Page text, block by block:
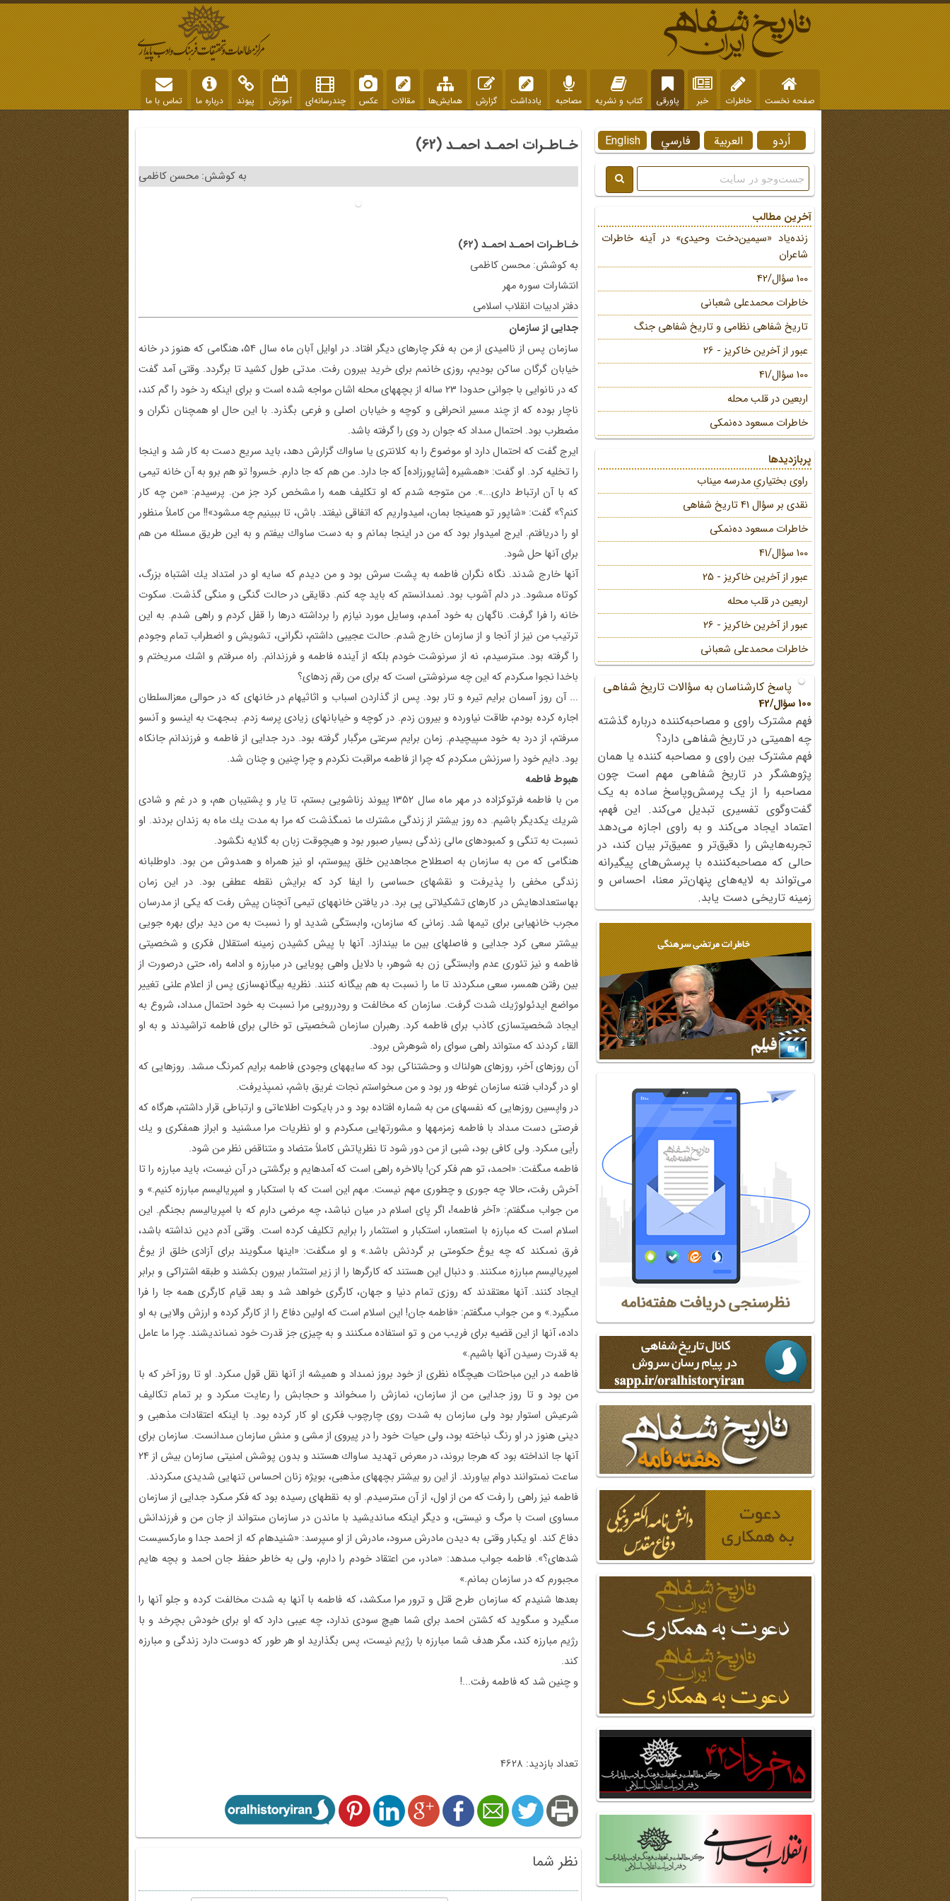
صفحه نخست خاطرات خبر پاورقی کتاب و نشریه مصاحبه یادداشت گزارش همایش‌ها مقالات عکس چندرسانه‌ای آموزش پیوند درباره ما تماس با ما
خـاطـرات احمـد احمـد (62)
به کوشش: محسن کاظمی
خـاطـرات احمـد احمـد (۶۲)
به کوشش: محسن کاظمی
انتشارات سوره مهر
دفتر ادبيات انقلاب اسلامى
جدايى از سازمان
سازمان پس از نااميدى از من به فكر چاره‏اى ديگر افتاد. در اوايل آبان ماه سال 54، هنگامى كه هنوز در خانه
خيابان گرگان ساكن بوديم، روزى خانمم براى خريد بيرون رفت. مدتى طول كشيد تا برگردد. وقتى آمد گفت
كه در نانوايى با جوانى حدودا 23 ساله از بچه‏هاى محله اشان مواجه شده است و براى اينكه رد خود را گم كند،
ناچار بوده كه از چند مسير انحرافى و كوچه و خيابان اصلى و فرعى بگذرد. با اين حال او همچنان نگران و
مضطرب بود. احتمال مى‏داد كه جوان رد وى را گرفته باشد.
ايرج گفت كه احتمال دارد او موضوع را به كلانترى يا ساواك گزارش دهد، بايد سريع دست به كار شد و اينجا
را تخليه كرد. او گفت: «همشيره [شاپورزاده] كه جا دارد. من هم كه جا دارم. خسرو! تو هم برو به آن خانه تيمى
كه با آن ارتباط دارى...». من متوجه شدم كه او تكليف همه را مشخص كرد جز من. پرسيدم: «من چه كار
كنم؟» گفت: «شاپور تو همين‏جا بمان، اميدواريم كه اتفاقى نيفتد. باش، تا ببينيم چه مى‏شود»!! من كاملاً منظور
او را دريافتم. ايرج اميدوار بود كه من در اينجا بمانم و به دست ساواك بيفتم و به اين طريق مسئله من هم
براى آنها حل شود.
آنها خارج شدند. نگاه نگران فاطمه به پشت سرش بود و من ديدم كه سايه او در امتداد يك اشتباه بزرگ،
كوتاه مى‏شود. در دلم آشوب بود. نمى‏دانستم كه بايد چه كنم. دقايقى در حالت گنگى و منگى گذشت. سكوت
خانه را فرا گرفت. ناگهان به خود آمدم، وسايل مورد نيازم را برداشته درها را قفل كردم و راهى شدم. به اين
ترتيب من نيز از آنجا و از سازمان خارج شدم. حالت عجيبى داشتم، نگرانى، تشويش و اضطراب تمام وجودم
را گرفته بود. مى‏ترسيدم، نه از سرنوشت خودم بلكه از آينده فاطمه و فرزندانم. راه مى‏رفتم و اشك مى‏ريختم و
باخدا نجوا مى‏كردم كه اين چه سرنوشتى است كه براى من رقم زده‏اى؟
... آن روز آسمان برايم تيره و تار بود. پس از گذاردن اسباب و اثاثيه‏ام در خانه‏اى كه در حوالى معزالسلطان
اجاره كرده بودم، طاقت نياورده و بيرون زدم. در كوچه و خيابانهاى زيادى پرسه زدم. بى‏جهت به اين‏سو و آن‏سو
مى‏رفتم، از درد به خود مى‏پيچيدم. زمان برايم سرعتى مرگبار گرفته بود. درد جدايى از فاطمه و فرزندانم جانكاه
بود. دايم خود را سرزنش مى‏كردم كه چرا از فاطمه مراقبت نكردم و چرا چنين و چنان شد.
هبوط فاطمه
من با فاطمه فرتوك‏زاده در مهر ماه سال 1352 پيوند زناشويى بستم، تا يار و پشتيبان هم، و در غم و شادى
شريك يكديگر باشيم. ده روز بيشتر از زندگى مشترك ما نمى‏گذشت كه مرا به مدت يك ماه به زندان بردند. او
نسبت به تنگى و كمبودهاى مالى زندگى بسيار صبور بود و هيچ‏وقت زبان به گلايه نگشود.
هنگامى كه من به سازمان به اصطلاح مجاهدين خلق پيوستم، او نيز همراه و همدوش من بود. داوطلبانه
زندگى مخفى را پذيرفت و نقشهاى حساسى را ايفا كرد كه برايش نقطه عطفى بود. در اين زمان
به‏استعدادهايش در كارهاى تشكيلاتى پى برد. در يافتن خانه‏هاى تيمى آن‏چنان پيش رفت كه يكى از مدرسان
مجرب خانه‏يابى براى تيمها شد. زمانى كه سازمان، وابستگى شديد او را نسبت به من ديد براى بهره جويى
بيشتر سعى كرد جدايى و فاصله‏اى بين ما بيندازد. آنها با پيش كشيدن زمينه استقلال فكرى و شخصيتى
فاطمه و نيز تئورى عدم وابستگى زن به شوهر، با دلايل واهى پويايى در مبارزه و ادامه راه، حتى درصورت از
بين رفتن همسر، سعى مى‏كردند تا ما را نسبت به هم بيگانه كنند. نظريه بيگانه‏سازى پس از اعلام علنى تغيير
مواضع ايدئولوژيك شدت گرفت. سازمان كه مخالفت و رودررويى مرا نسبت به خود احتمال مى‏داد، شروع به
ايجاد شخصيت‏سازى كاذب براى فاطمه كرد. رهبران سازمان شخصيتى تو خالى براى فاطمه تراشيدند و به او
القاء كردند كه مى‏تواند راهى سواى راه شوهرش برود.
آن روزهاى آخر، روزهاى هولناك و وحشتناكى بود كه سايه‏هاى وجودى فاطمه برايم كم‏رنگ مى‏شد. روزهايى كه
او در گرداب فتنه سازمان غوطه ور بود و من مى‏خواستم نجات غريق باشم، نمى‏پذيرفت.
در واپسين روزهايى كه نفسهاى من به شماره افتاده بود و در بايكوت اطلاعاتى و ارتباطى قرار داشتم، هرگاه كه
فرصتى دست مى‏داد با فاطمه زمزمه‏ها و مشورتهايى مى‏كردم و او نظريات مرا مى‏شنيد و ابراز همفكرى و يك
رأيى مى‏كرد. ولى كافى بود، شبى از من دور شود تا نظرياتش كاملاً متضاد و متناقض نظر من شود.
فاطمه مى‏گفت: «احمد، تو هم فكر كن! بالاخره راهى است كه آمده‏ايم و برگشتى در آن نيست، بايد مبارزه را تا
آخرش رفت، حالا چه جورى و چطورى مهم نيست. مهم اين است كه با استكبار و امپرياليسم مبارزه كنيم.» و
من جواب مى‏گفتم: «آخر فاطمه!، اگر پاى اسلام در ميان نباشد، چه مرضى دارم كه با امپرياليسم بجنگم. اين
اسلام است كه مبارزه با استعمار، استكبار و استثمار را برايم تكليف كرده است. وقتى آدم دين نداشته باشد،
فرق نمى‏كند كه چه يوغ حكومتى بر گردنش باشد.» و او مى‏گفت: «اينها مى‏گويند براى آزادى خلق از يوغ
امپرياليسم مبارزه مى‏كنند. و دنبال اين هستند كه كارگرها را از زير استثمار بيرون بكشند و طبقه اشتراكى و برابر
ايجاد كنند. آنها معتقدند كه روزى تمام دنيا و جهان، كارگرى خواهد شد و بعد قيام كارگرى همه جا را فرا
مى‏گيرد.» و من جواب مى‏گفتم: «فاطمه جان! اين اسلام است كه اولين دفاع را از كارگر كرده و ارزش والايى به او
داده، آنها از اين قضيه براى فريب من و تو استفاده مى‏كنند و به چيزى جز قدرت خود نمى‏انديشند. چرا ما عامل
به قدرت رسيدن آنها باشيم.»
فاطمه در اين مباحثات هيچ‏گاه نظرى از خود بروز نمى‏داد و هميشه از آنها نقل قول مى‏كرد. او تا روز آخر كه با
من بود و تا روز جدايى من از سازمان، نمازش را مى‏خواند و حجابش را رعايت مى‏كرد و بر تمام تكاليف
شرعيش استوار بود ولى سازمان به شدت روى چارچوب فكرى او كار كرده بود. با اينكه اعتقادات مذهبى و
دينى هنوز در او رنگ نباخته بود، ولى حيات خود را در پيروى از مشى و منش سازمان مى‏دانست. سازمان براى
آنها جا انداخته بود كه هرجا بروند، در معرض تهديد ساواك هستند و بدون پوشش امنيتى سازمان بيش از 24
ساعت نمى‏توانند دوام بياورند. از اين رو بيشتر بچه‏هاى مذهبى، بويژه زنان احساس تنهايى شديدى مى‏كردند.
فاطمه نيز راهى را رفت كه من از اول، از آن مى‏ترسيدم. او به نقطه‏اى رسيده بود كه فكر مى‏كرد جدايى از سازمان
مساوى است با مرگ و نيستى، و ديگر اينكه مى‏انديشيد با ماندن در سازمان مى‏تواند از جان من و فرزندانش
دفاع كند. او يكبار وقتى به ديدن مادرش مى‏رود، مادرش از او مى‏پرسد: «شنيده‏ام كه از احمد جدا و ماركسيست
شده‏اى؟». فاطمه جواب مى‏دهد: «مادر، من اعتقاد خودم را دارم، ولى به خاطر حفظ جان احمد و بچه هايم
مجبورم كه در سازمان بمانم.»
بعدها شنيدم كه سازمان طرح قتل و ترور مرا مى‏كشد، كه فاطمه با آنها به شدت مخالفت كرده و جلو آنها را
مى‏گيرد و مى‏گويد كه كشتن احمد براى شما هيچ سودى ندارد، چه عيبى دارد كه او براى خودش بچرخد و با
رژيم مبارزه كند، مگر هدف شما مبارزه با رژيم نيست، پس بگذاريد او هر طور كه دوست دارد زندگى و مبارزه
كند.
و چنين شد كه فاطمه رفت...!
تعداد بازدید: 4628
نظر شما
English فارسي العربية اُردو
آخرین مطالب
زنده‌یاد «سیمین‌دخت وحیدی» در آینه خاطرات
شاعران
100 سؤال/42
خاطرات محمد‌علی شعبانی
تاریخ شفاهی نظامی و تاریخ شفاهی جنگ
عبور از آخرین خاکریز - 26
100 سؤال/41
اربعین در قلب محله
خاطرات مسعود ده‌نمکی
پربازدیدها
راوی بختیاریِ مدرسه میناب
نقدی بر سؤال 41 تاریخ شفاهی
خاطرات مسعود ده‌نمکی
100 سؤال/41
عبور از آخرین خاکریز - 25
اربعین در قلب محله
عبور از آخرین خاکریز - 26
خاطرات محمد‌علی شعبانی
پاسخ کارشناسان به سؤالات تاریخ شفاهی
100 سؤال/42
فهم مشترک راوی و مصاحبه‌کننده درباره گذشته
چه اهمیتی در تاریخ شفاهی دارد؟
فهم مشترک بین راوی و مصاحبه کننده یا همان
پژوهشگر در تاریخ شفاهی مهم است چون
مصاحبه را از یک پرسش‌وپاسخ ساده به یک
گفت‌وگوی تفسیری تبدیل می‌کند. این فهم،
اعتماد ایجاد می‌کند و به راوی اجازه می‌دهد
تجربه‌هایش را دقیق‌تر و عمیق‌تر بیان کند، در
حالی که مصاحبه‌کننده با پرسش‌های پیگیرانه
می‌تواند به لایه‌های پنهان‌تر معنا، احساس و
زمینه تاریخی دست یابد.